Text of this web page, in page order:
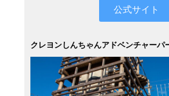
公式サイト
クレヨンしんちゃんアドベンチャーパ